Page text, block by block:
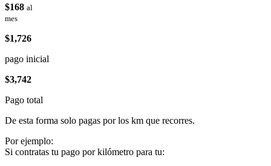
$168 al
mes
$1,726
pago inicial
$3,742
Pago total
De esta forma solo pagas por los km que recorres.
Por ejemplo:
Si contratas tu pago por kilómetro para tu: